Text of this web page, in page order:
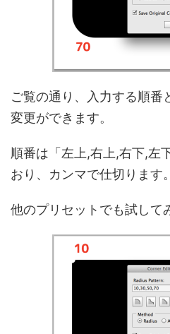
ご覧の通り、入力する順番
変更ができます。
順番は「左上,右上,右下,左
おり、カンマで仕切ります。
他のプリセットでも試して